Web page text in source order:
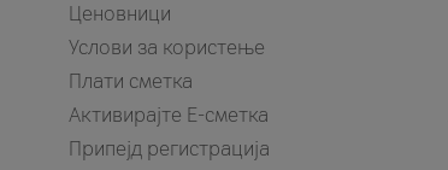
Ценовници
Услови за користење
Плати сметка
Активирајте Е-сметка
Припејд регистрација